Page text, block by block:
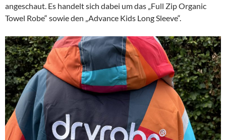
angeschaut. Es handelt sich dabei um das „Full Zip Organic
Towel Robe“ sowie den „Advance Kids Long Sleeve“.